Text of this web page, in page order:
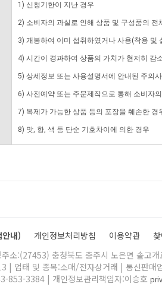
1) 신청기한이 지난 경우
2) 소비자의 과실로 인해 상품 및 구성품의
3) 개봉하여 이미 섭취하였거나 사용(착용 및
4) 시간이 경과하여 상품의 가치가 현저히 감
5) 상세정보 또는 사용설명서에 안내된 주의
6) 사전예약 또는 주문제작으로 통해 소비자
7) 복제가 가능한 상품 등의 포장을 훼손한 경
8) 맛, 향, 색 등 단순 기호차이에 의한 경우
내) 개인정보처리방침 이용약관
소:(27453) 충청북도 충주시 노은면 솔고
| 업태 및 종목:소매/전자상거래 | 통신판매
853-3384 | 개인정보관리책임자:이승호